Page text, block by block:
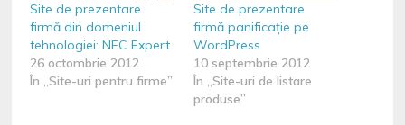
Site de prezentare
firmă din domeniul
tehnologiei: NFC Expert
26 octombrie 2012
În „Site-uri pentru firme”
Site de prezentare
firmă panificație pe
WordPress
10 septembrie 2012
În „Site-uri de listare
produse”